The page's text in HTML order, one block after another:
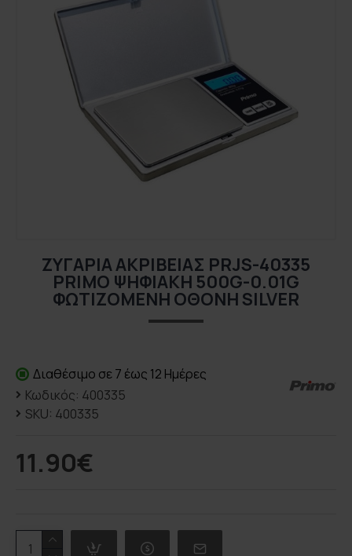
ΖΥΓΑΡΙΆ ΑΚΡΙΒΕΊΑΣ PRJS-40335
PRIMO ΨΗΦΙΑΚΉ 500G-0.01G
ΦΩΤΙΖΌΜΕΝΗ ΟΘΌΝΗ SILVER
Διαθέσιμο σε 7 έως 12 Ημέρες
Κωδικός: 400335
SKU: 400335
11.90€